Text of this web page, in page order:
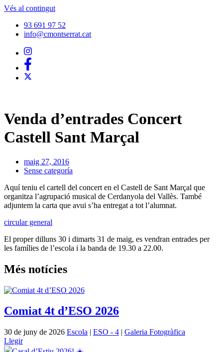
Vés al contingut
93 691 97 52
info@cmontserrat.cat
Venda d’entrades Concert
Castell Sant Marçal
maig 27, 2016
Sense categoría
Aquí teniu el cartell del concert en el Castell de Sant Marçal que
organitza l’agrupació musical de Cerdanyola del Vallès. També
adjuntem la carta que avui s’ha entregat a tot l’alumnat.
circular general
El proper dilluns 30 i dimarts 31 de maig, es vendran entrades per
les famílies de l’escola i la banda de 19.30 a 22.00.
Més notícies
Comiat 4t d’ESO 2026
30 de juny de 2026 Escola | ESO - 4 | Galeria Fotogràfica
Llegir